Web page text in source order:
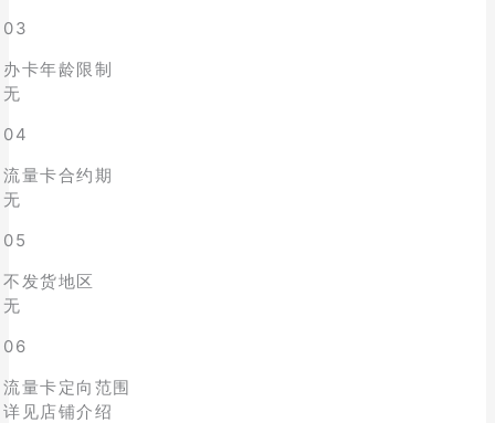
03
办卡年龄限制
无
04
流量卡合约期
无
05
不发货地区
无
06
流量卡定向范围
详见店铺介绍